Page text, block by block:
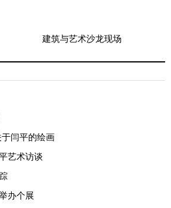
建筑与艺术沙龙现场
闫平的绘画
艺术访谈
办个展